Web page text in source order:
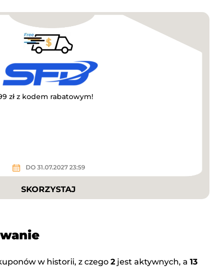
zł z kodem rabatowym!
DO 31.07.2027 23:59
SKORZYSTAJ
w historii, z czego 2 jest aktywnych, a 13